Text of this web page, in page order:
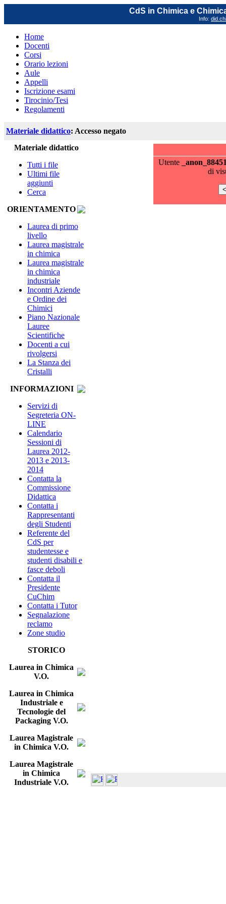
CdS in Chimica e
Info:
Home
Docenti
Corsi
Orario lezioni
Aule
Appelli
Iscrizione esami
Tirocinio/Tesi
Regolamenti
Materiale didattico: Accesso negato
Materiale didattico
Tutti i file
Ultimi file
aggiunti
Cerca
ORIENTAMENTO
Laurea di primo
livello
Laurea magistrale
in chimica
Laurea magistrale
in chimica
industriale
Incontri Aziende
e Ordine dei
Chimici
Piano Nazionale
Lauree
Scientifiche
Docenti a cui
rivolgersi
La Stanza dei
Cristalli
INFORMAZIONI
Servizi di
Segreteria ON-
LINE
Calendario
Sessioni di
Laurea 2012-
2013 e 2013-
2014
Contatta la
Commissione
Didattica
Contatta i
Rappresentanti
degli Studenti
Referente del
CdS per
studentesse e
studenti disabili e
fasce deboli
Contatta il
Presidente
CuChim
Contatta i Tutor
Segnalazione
reclamo
Zone studio
STORICO
Laurea in Chimica
V.O.
Laurea in Chimica
Industriale e
Tecnologie del
Packaging V.O.
Laurea Magistrale
in Chimica V.O.
Laurea Magistrale
in Chimica
Industriale V.O.
Utente
di